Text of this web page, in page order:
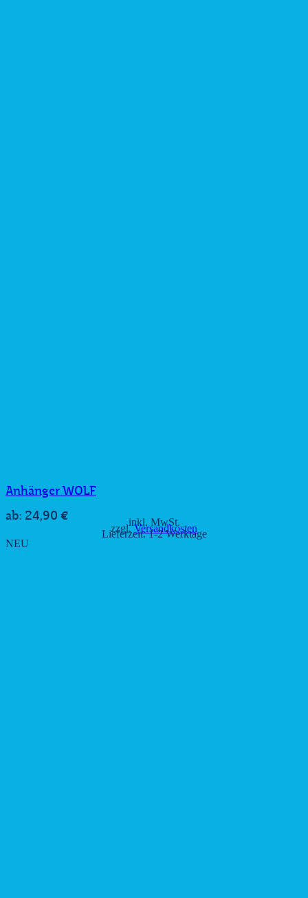
Anhänger WOLF
ab: 24,90 € inkl. MwSt.
zzgl.Versandkosten
Lieferzeit:1-2 Werktage
NEU